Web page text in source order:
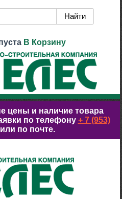
В Корзину
цены и наличие товара
по телефону + 7 (953)
по почте.